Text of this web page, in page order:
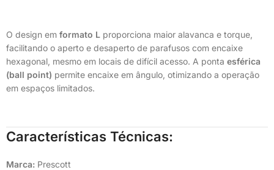
O design em formato L proporciona maior alavanca e torque,
facilitando o aperto e desaperto de parafusos com encaixe
hexagonal, mesmo em locais de difícil acesso. A ponta esférica
(ball point) permite encaixe em ângulo, otimizando a operação
em espaços limitados.
Características Técnicas:
Marca: Prescott